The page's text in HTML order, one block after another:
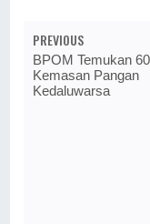
PREVIOUS
BPOM Temukan
Kemasan Pangan
Kedaluwarsa